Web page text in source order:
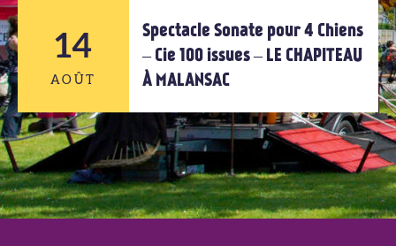
13
AOÛT
14
AOÛT
14
AOÛT
Spectacle Sonate pour 4 Chiens
– Cie 100 issues – LE CHAPITEAU
À MALANSAC